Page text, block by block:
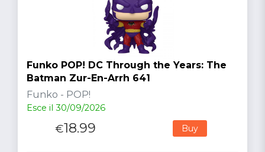
Funko POP! DC Through the Years: The
Batman Zur-En-Arrh 641
Funko - POP!
Esce il 30/09/2026
€18.99 Buy